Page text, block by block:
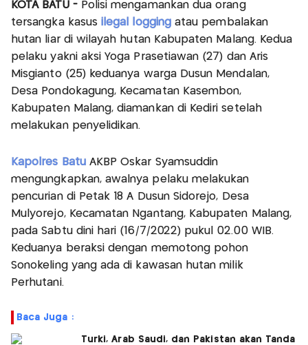
KOTA BATU - Polisi mengamankan dua orang
tersangka kasusilegal loggingatau pembalakan
hutan liar di wilayah hutan Kabupaten Malang. Kedua
pelaku yakni aksi Yoga Prasetiawan (27) dan Aris
Misgianto (25) keduanya warga Dusun Mendalan,
Desa Pondokagung, Kecamatan Kasembon,
Kabupaten Malang, diamankan di Kediri setelah
melakukan penyelidikan.
Kapolres Batu AKBP Oskar Syamsuddin
mengungkapkan, awalnya pelaku melakukan
pencurian di Petak 18 A Dusun Sidorejo, Desa
Mulyorejo, Kecamatan Ngantang, Kabupaten Malang,
pada Sabtu dini hari (16/7/2022) pukul 02.00 WIB.
Keduanya beraksi dengan memotong pohon
Sonokeling yang ada di kawasan hutan milik
Perhutani.
Baca Juga :
Turki, Arab Saudi, dan Pakistan akan Tanda